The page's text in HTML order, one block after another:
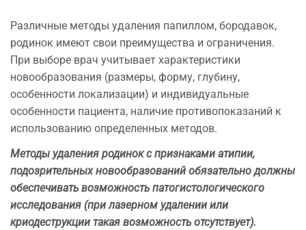
Различные методы удаления папиллом, бородавок,
родинок имеют свои преимущества и ограничения.
При выборе врач учитывает характеристики
новообразования (размеры, форму, глубину,
особенности локализации) и индивидуальные
особенности пациента, наличие противопоказаний к
использованию определенных методов.
Методы удаления родинок с признаками атипии,
подозрительных новообразований обязательно должны
обеспечивать возможность патогистологического
исследования (при лазерном удалении или
криодеструкции такая возможность отсутствует).